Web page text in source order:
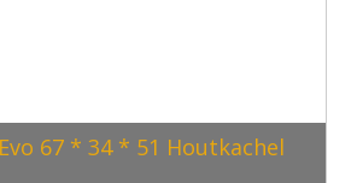
67 * 34 * 51 Houtkachel